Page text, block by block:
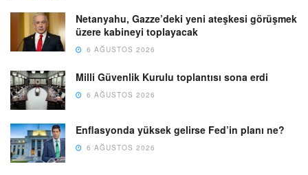
Netanyahu, Gazze’deki yeni ateşkesi görüşmek
üzere kabineyi toplayacak
6 AĞUSTOS 2026
Milli Güvenlik Kurulu toplantısı sona erdi
6 AĞUSTOS 2026
Enflasyonda yüksek gelirse Fed’in planı ne?
6 AĞUSTOS 2026